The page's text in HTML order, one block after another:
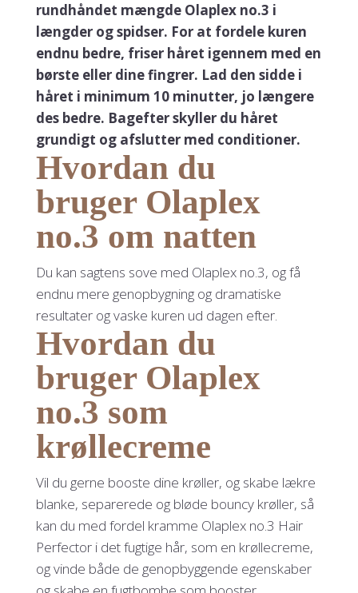
rundhåndet mængde Olaplex no.3 i
længder og spidser. For at fordele kuren
endnu bedre, friser håret igennem med en
børste eller dine fingrer. Lad den sidde i
håret i minimum 10 minutter, jo længere
des bedre. Bagefter skyller du håret
grundigt og afslutter med conditioner.
Hvordan du
bruger Olaplex
no.3 om natten
Du kan sagtens sove med Olaplex no.3, og få
endnu mere genopbygning og dramatiske
resultater og vaske kuren ud dagen efter.
Hvordan du
bruger Olaplex
no.3 som
krøllecreme
Vil du gerne booste dine krøller, og skabe lækre
blanke, separerede og bløde bouncy krøller, så
kan du med fordel kramme Olaplex no.3 Hair
Perfector i det fugtige hår, som en krøllecreme,
og vinde både de genopbyggende egenskaber